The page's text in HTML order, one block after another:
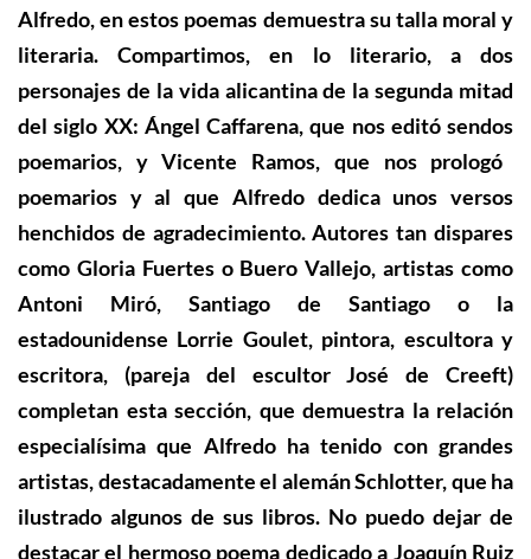
Alfredo, en estos poemas demuestra su talla moral y
literaria. Compartimos, en lo literario, a dos
personajes de la vida alicantina de la segunda mitad
del siglo XX: Ángel Caffarena, que nos editó sendos
poemarios, y Vicente Ramos, que nos prologó
poemarios y al que Alfredo dedica unos versos
henchidos de agradecimiento. Autores tan dispares
como Gloria Fuertes o Buero Vallejo, artistas como
Antoni Miró, Santiago de Santiago o la
estadounidense Lorrie Goulet, pintora, escultora y
escritora, (pareja del escultor José de Creeft)
completan esta sección, que demuestra la relación
especialísima que Alfredo ha tenido con grandes
artistas, destacadamente el alemán Schlotter, que ha
ilustrado algunos de sus libros. No puedo dejar de
destacar el hermoso poema dedicado a Joaquín Ruiz